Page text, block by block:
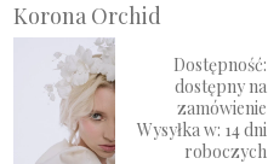
Korona Orchid
Dostępność:
dostępny na
zamówienie
Wysyłka w: 14 dni
roboczych